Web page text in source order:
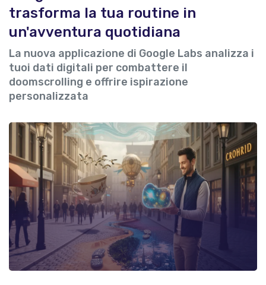
trasforma la tua routine in
un'avventura quotidiana
La nuova applicazione di Google Labs analizza i
tuoi dati digitali per combattere il
doomscrolling e offrire ispirazione
personalizzata